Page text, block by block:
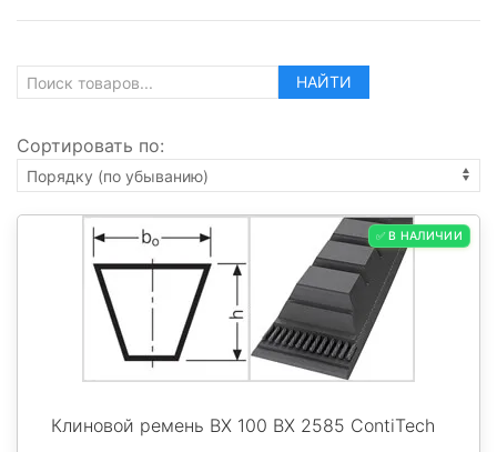
НАЙТИ
Сортировать по:
✅ В НАЛИЧИИ
Клиновой ремень BX 100 BX 2585 ContiTech